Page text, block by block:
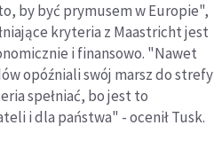
by być prymusem w Europie",
kryteria z Maastricht jest
i finansowo. "Nawet
opóźniali swój marsz do strefy
spełniać, bo jest to
i dla państwa" - ocenił Tusk.